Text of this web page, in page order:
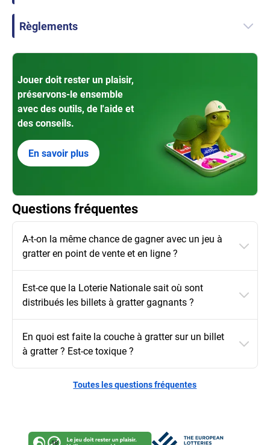
Règlements
Jouer doit rester un plaisir,
préservons-le ensemble
avec des outils, de l'aide et
des conseils.
En savoir plus
Questions fréquentes
A-t-on la même chance de gagner avec un jeu à
gratter en point de vente et en ligne ?
Est-ce que la Loterie Nationale sait où sont
distribués les billets à gratter gagnants ?
En quoi est faite la couche à gratter sur un billet
à gratter ? Est-ce toxique ?
Toutes les questions fréquentes